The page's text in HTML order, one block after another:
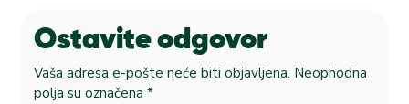
Ostavite odgovor
Vaša adresa e-pošte neće biti objavljena. Neophodna
polja su označena *